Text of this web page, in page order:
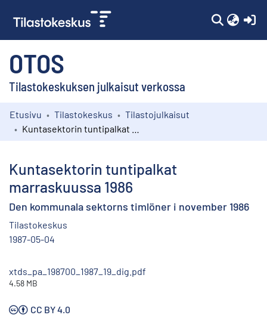
OTOS
Tilastokeskuksen julkaisut verkossa
Kokoelmat
Etusivu Tilastokeskus
Tilastojulkaisut
Kuntasektorin tuntipalkat
marraskuussa 1986
Den kommunala sektorns timlöner i november 1986
Tilastokeskus
1987-05-04
xtds_pa_198700_1987_19_dig.pdf
4.58 MB
CC BY 4.0